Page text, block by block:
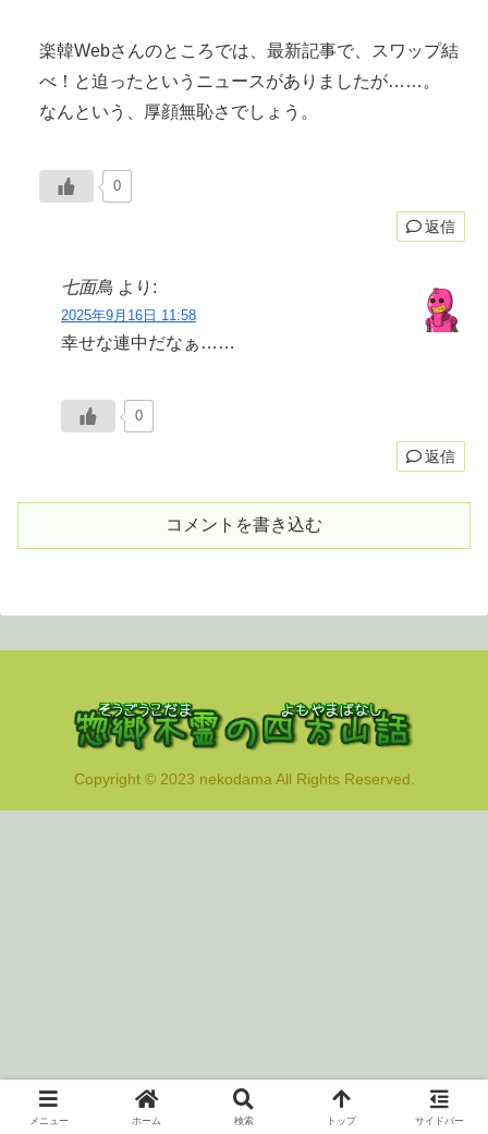
楽韓Webさんのところでは、最新記事で、スワップ結
べ！と迫ったというニュースがありましたが……。
なんという、厚顔無恥さでしょう。
0
返信
七面鳥 より:
2025年9月16日 11:58
幸せな連中だなぁ……
0
返信
コメントを書き込む
Copyright © 2023 nekodama All Rights Reserved.
メニュー ホーム 検索 トップ サイドバー